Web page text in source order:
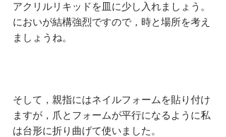
アクリルリキッドを皿に少し入れましょう。
においが結構強烈ですので，時と場所を考え
ましょうね。
そして，親指にはネイルフォームを貼り付け
ますが，爪とフォームが平行になるように私
は台形に折り曲げて使いました。